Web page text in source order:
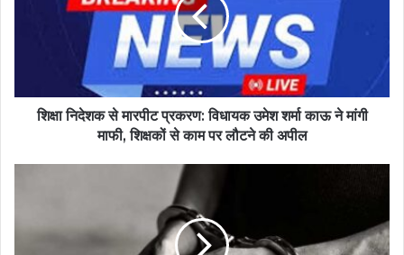
शिक्षा निदेशक से मारपीट प्रकरण: विधायक उमेश शर्मा काऊ ने मांगी
माफी, शिक्षकों से काम पर लौटने की अपील